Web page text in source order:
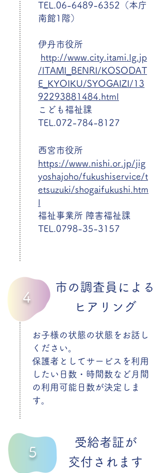
TEL.06-6489-6352（本庁
南館1階）
伊丹市役所
http://www.city.itami.lg.jp
/ITAMI_BENRI/KOSODAT
E_KYOIKU/SYOGAIZI/13
92293881484.html
こども福祉課
TEL.072-784-8127
西宮市役所
https://www.nishi.or.jp/jig
yoshajoho/fukushiservice/t
etsuzuki/shogaifukushi.htm
l
福祉事業所 障害福祉課
TEL.0798-35-3157
​市の調査員による
ヒアリング
4
お子様の状態の状態をお話し
ください。
保護者としてサービスを利用
したい日数・時間数など月間
の利用可能日数が決定しま
す。
5
受給者証が
​交付されます